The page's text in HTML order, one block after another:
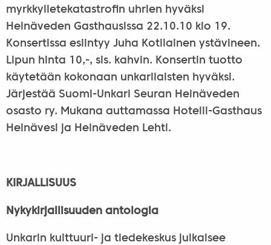
myrkkylietekatastrofin uhrien hyväksi
Heinäveden Gasthausissa 22.10.10 klo 19.
Konsertissa esiintyy Juha Kotilainen ystävineen.
Lipun hinta 10,-, sis. kahvin. Konsertin tuotto
käytetään kokonaan unkarilaisten hyväksi.
Järjestää Suomi-Unkari Seuran Heinäveden
osasto ry. Mukana auttamassa Hotelli-Gasthaus
Heinävesi ja Heinäveden Lehti.
KIRJALLISUUS
Nykykirjallisuuden antologia
Unkarin kulttuuri- ja tiedekeskus julkaisee